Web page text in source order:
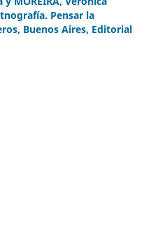
Pensar la
Buenos Aires, Editorial